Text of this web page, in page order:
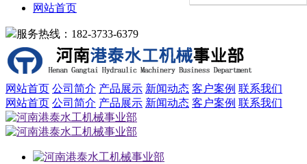
网站首页
服务热线：182-3733-6379
网站首页 公司简介 产品展示 新闻动态 客户案例 联系我们
网站首页 公司简介 产品展示 新闻动态 客户案例 联系我们